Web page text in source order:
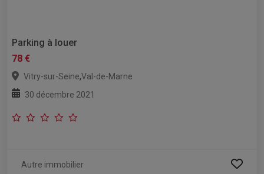
Parking à louer
78 €
Vitry-sur-Seine,Val-de-Marne
30 décembre 2021
Autre immobilier